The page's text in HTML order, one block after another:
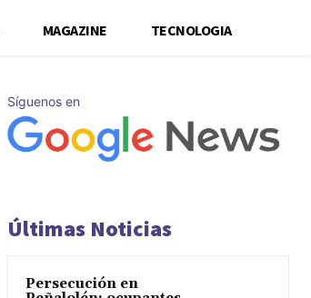
MAGAZINE TECNOLOGIA
Síguenos en
Últimas Noticias
Persecución en